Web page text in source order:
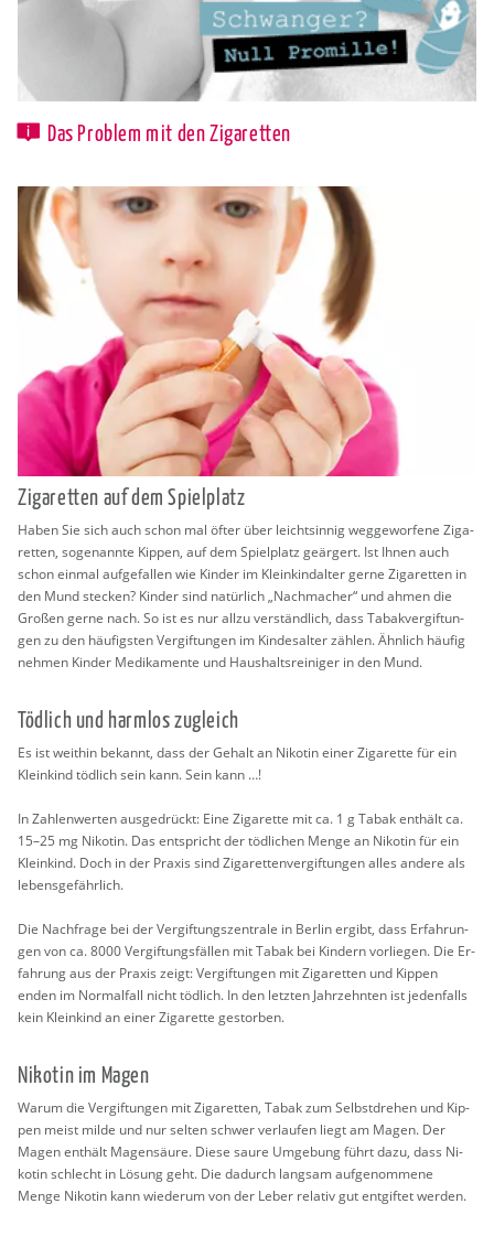
Das Problem mit den Zigaretten
Zi­ga­ret­ten auf dem Spiel­platz
Haben Sie sich auch schon mal öfter über leicht­sin­nig weg­ge­wor­fe­ne Zi­ga­
ret­ten, so­ge­nann­te Kip­pen, auf dem Spiel­platz ge­är­gert. Ist Ihnen auch
schon ein­mal auf­ge­fal­len wie Kin­der im Klein­kind­al­ter gerne Zi­ga­ret­ten in
den Mund ste­cken? Kin­der sind na­tür­lich „Nach­ma­cher“ und ahmen die
Gro­ßen gerne nach. So ist es nur allzu ver­ständ­lich, dass Ta­bak­ver­gif­tun­
gen zu den häu­figs­ten Ver­gif­tun­gen im Kin­des­al­ter zäh­len. Ähn­lich häu­fig
neh­men Kin­der Me­di­ka­men­te und Haus­halts­rei­ni­ger in den Mund.
Töd­lich und harm­los zu­gleich
Es ist weit­hin be­kannt, dass der Ge­halt an Ni­ko­tin einer Zi­ga­ret­te für ein
Klein­kind töd­lich sein kann. Sein kann …!
In Zah­len­wer­ten aus­ge­drückt: Eine Zi­ga­ret­te mit ca. 1 g Tabak ent­hält ca.
15–25 mg Ni­ko­tin. Das ent­spricht der töd­li­chen Menge an Ni­ko­tin für ein
Klein­kind. Doch in der Pra­xis sind Zi­ga­ret­ten­ver­gif­tun­gen alles an­de­re als
le­bens­ge­fähr­lich.
Die Nach­fra­ge bei der Ver­gif­tungs­zen­tra­le in Ber­lin er­gibt, dass Er­fah­run­
gen von ca. 8000 Ver­gif­tungs­fäl­len mit Tabak bei Kin­dern vor­lie­gen. Die Er­
fah­rung aus der Pra­xis zeigt: Ver­gif­tun­gen mit Zi­ga­ret­ten und Kip­pen
enden im Nor­mal­fall nicht töd­lich. In den letz­ten Jahr­zehn­ten ist je­den­falls
kein Klein­kind an einer Zi­ga­ret­te ge­stor­ben.
Ni­ko­tin im Magen
Warum die Ver­gif­tun­gen mit Zi­ga­ret­ten, Tabak zum Selbst­dre­hen und Kip­
pen meist milde und nur sel­ten schwer ver­lau­fen liegt am Magen. Der
Magen ent­hält Ma­gen­säu­re. Diese saure Um­ge­bung führt dazu, dass Ni­
ko­tin schlecht in Lö­sung geht. Die da­durch lang­sam auf­ge­nom­me­ne
Menge Ni­ko­tin kann wie­der­um von der Leber re­la­tiv gut ent­gif­tet wer­den.